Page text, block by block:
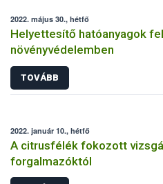
2022. május 30., hétfő
Helyettesítő hatóanyagok
növényvédelemben
TOVÁBB
2022. január 10., hétfő
A citrusfélék fokozott
forgalmazóktól